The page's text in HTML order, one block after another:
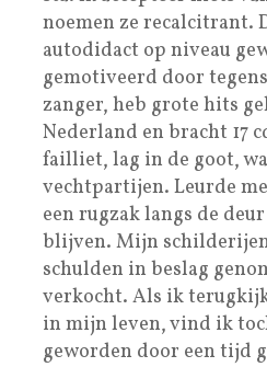
noemen ze recalcitrant.
autodidact op niveau
gemotiveerd door
zanger, heb grote hits
Nederland en bracht 17
failliet, lag in de goot,
vechtpartijen. Leurde
een rugzak langs de
blijven. Mijn
schulden in beslag
verkocht. Als ik
in mijn leven, vind ik
geworden door een tijd